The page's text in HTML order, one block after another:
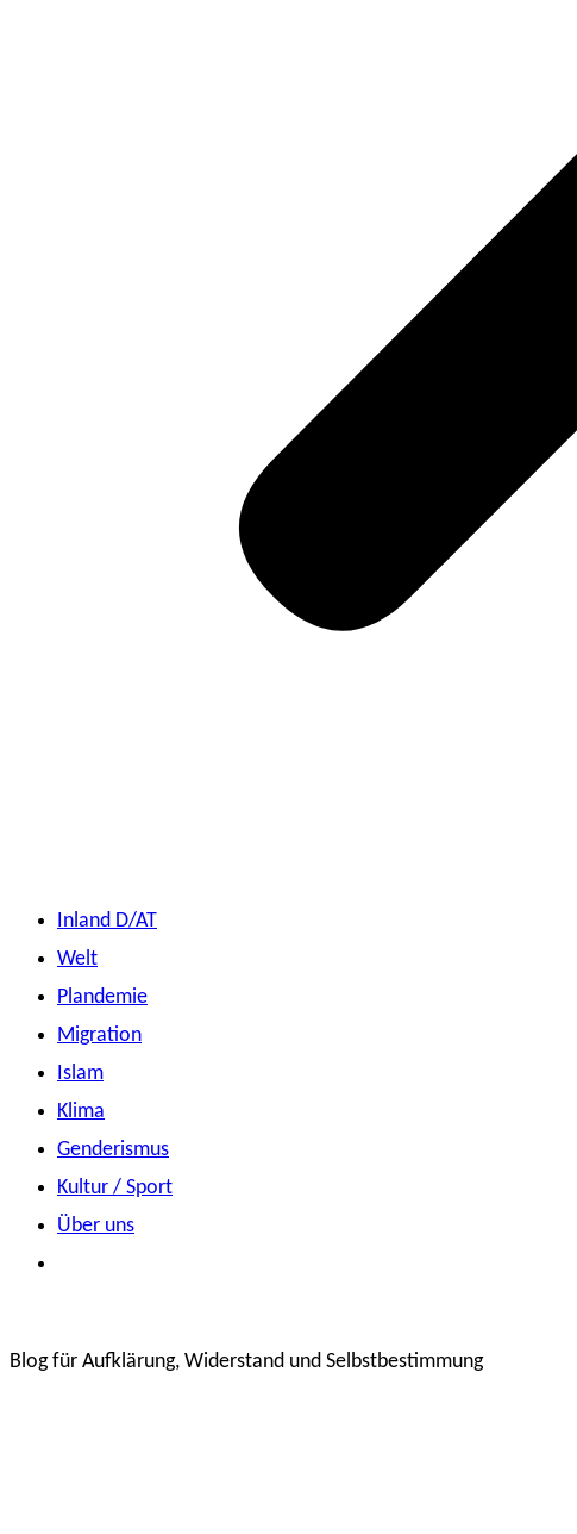
Inland D/AT
Welt
Plandemie
Migration
Islam
Klima
Genderismus
Kultur / Sport
Über uns
Blog für Aufklärung, Widerstand und Selbstbestimmung